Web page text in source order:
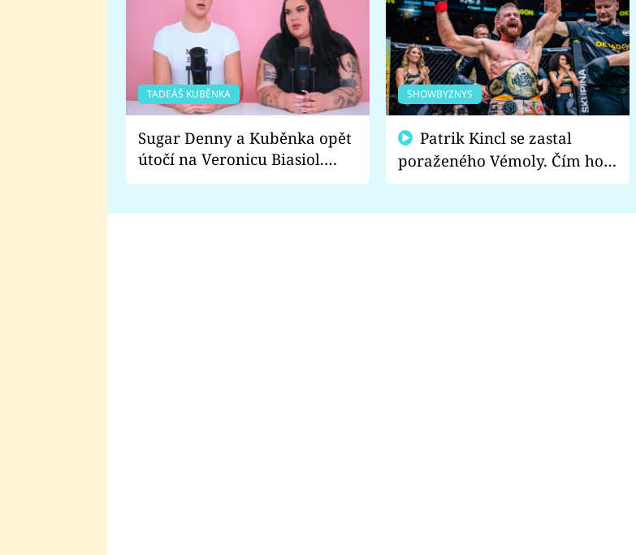
TADEÁŠ KUBĚNKA
Sugar Denny a Kuběnka opět
útočí na Veronicu Biasiol.
Proč je podle nich falešná a
SHOWBYZNYS
poraženého Vémoly. Čím ho
fanoušci naštvali?